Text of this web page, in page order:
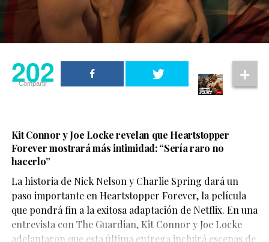
Aunque su participación no ocupa gran parte del
metraje, el actor logra dejar una fuerte impresión. Su
personaje,Sinon, juega un papel clave en la historia y
aporta una mirada profundamente humana sobre las
202
Compartir
Kit Connor y Joe Locke revelan que Heartstopper
Forever mostrará más intimidad: “Sería raro no
hacerlo”
La historia de Nick Nelson y Charlie Spring dará un
paso importante en Heartstopper Forever, la película
que pondrá fin a la exitosa adaptación de Netflix. En una
entrevista con The Guardian, Kit Connor y Joe Locke
adelantaron que esta última entrega incluirá escenas de